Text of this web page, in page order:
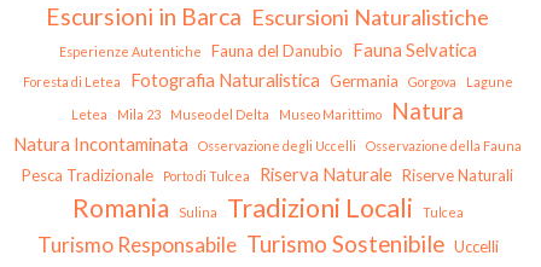
Escursioni in Barca Escursioni Naturalistiche
Esperienze Autentiche Fauna del Danubio Fauna Selvatica
Foresta di Letea Fotografia Naturalistica Germania Gorgova Lagune
Letea Mila 23 Museo del Delta Museo Marittimo Natura
Natura Incontaminata Osservazione degli Uccelli Osservazione della Fauna
Pesca Tradizionale Porto di Tulcea Riserva Naturale Riserve Naturali
Romania Sulina Tradizioni Locali Tulcea
Turismo Responsabile Turismo Sostenibile Uccelli